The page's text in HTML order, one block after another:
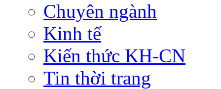
Chuyên ngành
Kinh tế
Kiến thức KH-CN
Tin thời trang